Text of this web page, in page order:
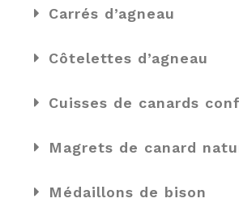
Carrés d’agneau
Côtelettes d’agneau
Cuisses de canards
Magrets de canard
Médaillons de bison